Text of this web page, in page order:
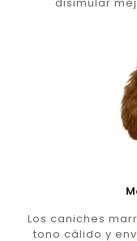
Los caniches
tono cálido y